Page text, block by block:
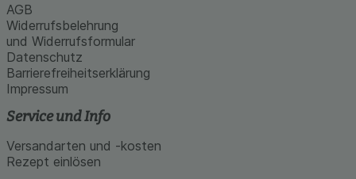
AGB
Widerrufsbelehrung
und Widerrufsformular
Datenschutz
Barrierefreiheitserklärung
Impressum
Service und Info
Versandarten und -kosten
Rezept einlösen